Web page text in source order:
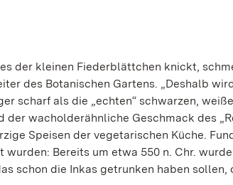
der kleinen Fiederblättchen knickt,
des Botanischen Gartens. „Deshalb
scharf als die „echten“ schwarzen,
wacholderähnliche Geschmack des
Speisen der vegetarischen Küche.
Bereits um etwa 550 n. Chr.
schon die Inkas getrunken haben